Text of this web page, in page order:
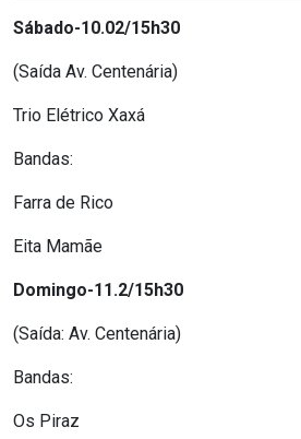
ASSEMBLEIA
ASSEMBLEIA
E
VOCÊ
ASSEMBLEIA
LEGISLATIVA
DO
RN
Sábado-10.02/15h30
(Saída Av. Centenária)
Trio Elétrico Xaxá
Bandas:
Farra de Rico
Eita Mamãe
Domingo-11.2/15h30
(Saída: Av. Centenária)
Bandas:
Os Piraz